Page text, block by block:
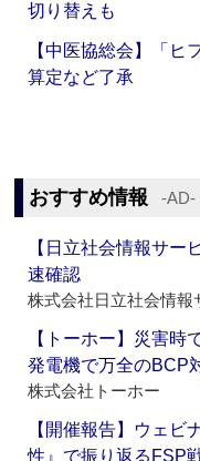
切り替えも
【中医協総会】「ヒ
算定など了承
おすすめ情報 ‐AD‐
【日立社会情報サー
速確認
株式会社日立社会情報
【トーホー】災害
発電機で万全のBCP
株式会社トーホー
【開催報告】ウェビ
性』で振り返るFSP